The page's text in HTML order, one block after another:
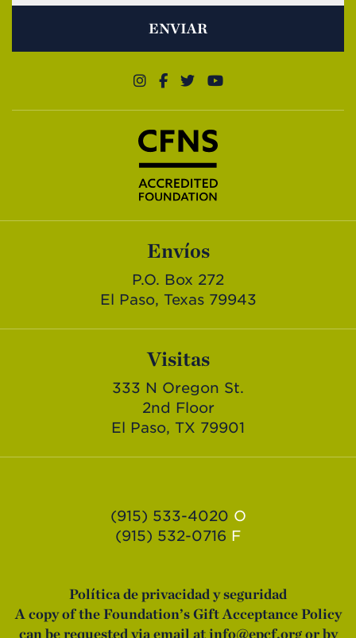
ENVIAR
Envíos
P.O. Box 272
El Paso, Texas 79943
Visitas
333 N Oregon St.
2nd Floor
El Paso, TX 79901
(915) 533-4020 O
(915) 532-0716 F
Política de privacidad y seguridad
A copy of the Foundation’s Gift Acceptance Policy
can be requested via email atinfo@epcf.orgor by